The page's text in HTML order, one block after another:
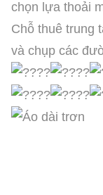
chọn lựa thoải
Chỗ thuê trung
và chụp các